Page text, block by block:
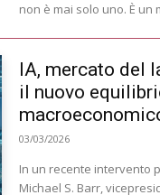
non è mai
IA, mercato del
il nuovo
03/03/2026
In un recente intervento
Michael S. Barr,